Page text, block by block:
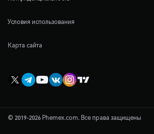
Условия использования
Карта сайта
© 2019-2026 Phemex.com. Все права защищены